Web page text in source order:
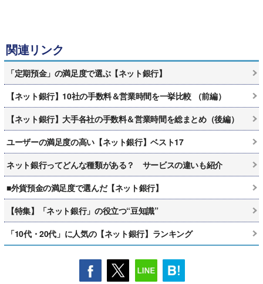
関連リンク
「定期預金」の満足度で選ぶ【ネット銀行】
【ネット銀行】10社の手数料＆営業時間を一挙比較 （前編）
【ネット銀行】大手各社の手数料＆営業時間を総まとめ（後編）
ユーザーの満足度の高い【ネット銀行】ベスト17
ネット銀行ってどんな種類がある？ サービスの違いも紹介
■外貨預金の満足度で選んだ【ネット銀行】
【特集】「ネット銀行」の役立つ“豆知識”
「10代・20代」に人気の【ネット銀行】ランキング